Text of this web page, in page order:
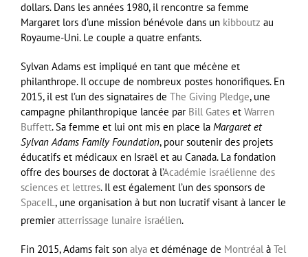
dollars. Dans les années 1980, il rencontre sa femme
Margaret lors d’une mission bénévole dans un kibboutz au
Royaume-Uni. Le couple a quatre enfants.
Sylvan Adams est impliqué en tant que mécène et
philanthrope. Il occupe de nombreux postes honorifiques. En
2015, il est l’un des signataires de The Giving Pledge, une
campagne philanthropique lancée par Bill Gates et Warren
Buffett. Sa femme et lui ont mis en place la Margaret et
Sylvan Adams Family Foundation, pour soutenir des projets
éducatifs et médicaux en Israël et au Canada. La fondation
offre des bourses de doctorat à l’Académie israélienne des
sciences et lettres. Il est également l’un des sponsors de
SpaceIL, une organisation à but non lucratif visant à lancer le
premier atterrissage lunaire israélien.
Fin 2015, Adams fait son alya et déménage de Montréal à Tel